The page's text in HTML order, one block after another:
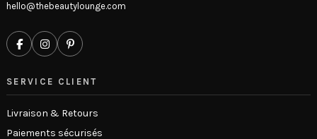
hello@thebeautylounge.com
SERVICE CLIENT
Livraison & Retours
Paiements sécurisés